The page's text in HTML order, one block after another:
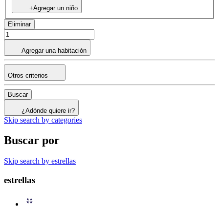
+Agregar un niño
Eliminar
Agregar una habitación
Otros criterios
Buscar
¿Adónde quiere ir?
Skip search by categories
Buscar por
Skip search by estrellas
estrellas